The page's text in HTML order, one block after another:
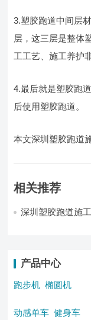
3.塑胶跑道中间层
层，这三层是整体
工工艺、施工养护
4.最后就是塑胶跑
后使用塑胶跑道。
本文深圳塑胶跑道
相关推荐
深圳塑胶跑道施
产品中心
跑步机 椭圆机
动感单车 健身车